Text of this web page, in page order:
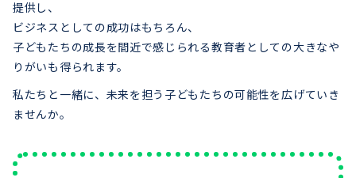
提供し、
ビジネスとしての成功はもちろん、
子どもたちの成長を間近で感じられる教育者としての大きなや
りがいも得られます。
私たちと一緒に、未来を担う子どもたちの可能性を広げていき
ませんか。